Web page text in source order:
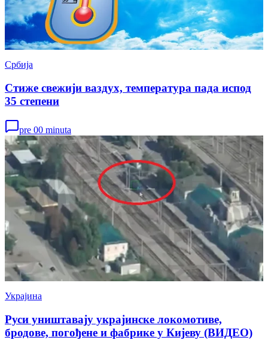
Србија
Стиже свежији ваздух, температура пада испод
35 степени
pre 00 minuta
Украјина
Руси уништавају украјинске локомотиве,
бродове, погођене и фабрике у Кијеву (ВИДЕО)